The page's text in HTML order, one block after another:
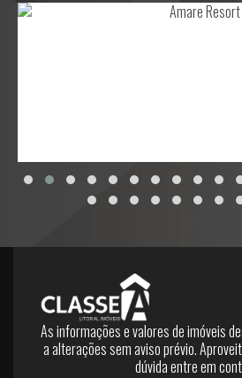
As informações e valores de imóveis
a alterações sem aviso prévio.
dúvida entre em